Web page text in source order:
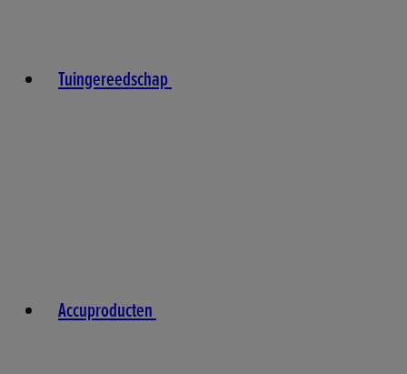
Tuingereedschap
Accuproducten